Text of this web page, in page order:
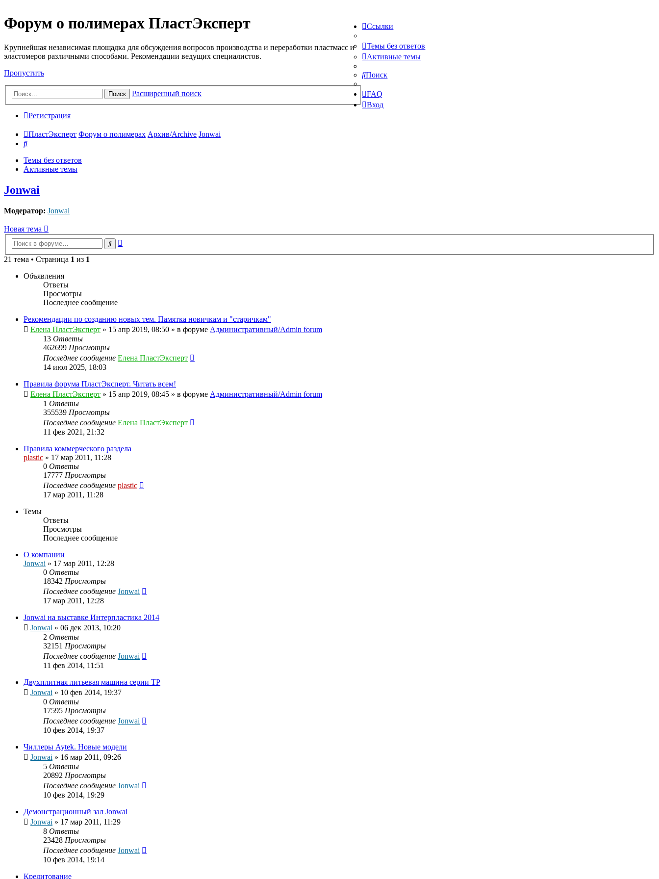
Форум о полимерах ПластЭксперт
Крупнейшая независимая площадка для обсуждения вопросов производства и переработки пластмасс и
эластомеров различными способами. Рекомендации ведущих специалистов.
Пропустить
Поиск Расширенный поиск
Ссылки
Темы без ответов
Активные темы
Поиск
FAQ
Вход
Регистрация
ПластЭксперт Форум о полимерах Архив/Archive Jonwai
Поиск
Темы без ответов
Активные темы
Jonwai
Модератор: Jonwai
Новая тема
Поиск
21 тема • Страница 1 из 1
Объявления
Ответы
Просмотры
Последнее сообщение
Рекомендации по созданию новых тем. Памятка новичкам и "старичкам"
Елена ПластЭксперт » 15 апр 2019, 08:50 » в форуме Административный/Admin forum
13 Ответы
462699 Просмотры
Последнее сообщение Елена ПластЭксперт
14 июл 2025, 18:03
Правила форума ПластЭксперт. Читать всем!
Елена ПластЭксперт » 15 апр 2019, 08:45 » в форуме Административный/Admin forum
1 Ответы
355539 Просмотры
Последнее сообщение Елена ПластЭксперт
11 фев 2021, 21:32
Правила коммерческого раздела
plastic » 17 мар 2011, 11:28
0 Ответы
17777 Просмотры
Последнее сообщение plastic
17 мар 2011, 11:28
Темы
Ответы
Просмотры
Последнее сообщение
О компании
Jonwai » 17 мар 2011, 12:28
0 Ответы
18342 Просмотры
Последнее сообщение Jonwai
17 мар 2011, 12:28
Jonwai на выставке Интерпластика 2014
Jonwai » 06 дек 2013, 10:20
2 Ответы
32151 Просмотры
Последнее сообщение Jonwai
11 фев 2014, 11:51
Двухплитная литьевая машина серии ТР
Jonwai » 10 фев 2014, 19:37
0 Ответы
17595 Просмотры
Последнее сообщение Jonwai
10 фев 2014, 19:37
Чиллеры Aytek. Новые модели
Jonwai » 16 мар 2011, 09:26
5 Ответы
20892 Просмотры
Последнее сообщение Jonwai
10 фев 2014, 19:29
Демонстрационный зал Jonwai
Jonwai » 17 мар 2011, 11:29
8 Ответы
23428 Просмотры
Последнее сообщение Jonwai
10 фев 2014, 19:14
Кредитование